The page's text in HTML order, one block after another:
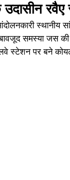
रवैए
समस्या जस
पर बने कोयला